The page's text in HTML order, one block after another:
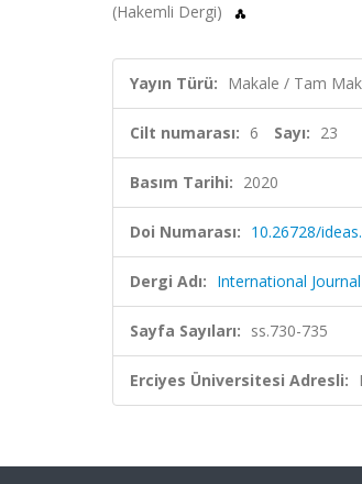
(Hakemli Dergi)
Yayın Türü: Makale / Tam
Cilt numarası: 6 Sayı: 23
Basım Tarihi: 2020
Doi Numarası: 10.26728/
Dergi Adı: International
Sayfa Sayıları: ss.730-735
Erciyes Üniversitesi Adresli: